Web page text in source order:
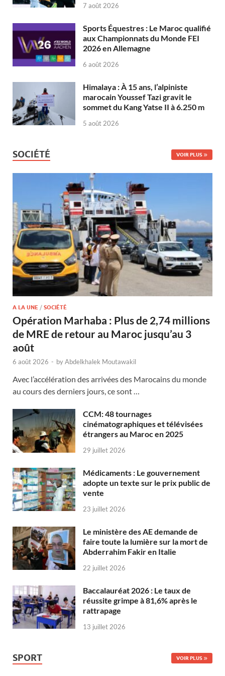
7 août 2026
Sports Équestres : Le Maroc qualifié
aux Championnats du Monde FEI
2026 en Allemagne
6 août 2026
Himalaya : À 15 ans, l’alpiniste
marocain Youssef Tazi gravit le
sommet du Kang Yatse II à 6.250 m
5 août 2026
SOCIÉTÉ VOIR PLUS
A LA UNE / SOCIÉTÉ
Opération Marhaba : Plus de 2,74 millions
de MRE de retour au Maroc jusqu’au 3
août
6 août 2026 - byAbdelkhalek Moutawakil
Avec l’accélération des arrivées des Marocains du monde
au cours des derniers jours, ce sont …
CCM: 48 tournages
cinématographiques et télévisées
étrangers au Maroc en 2025
29 juillet 2026
Médicaments : Le gouvernement
adopte un texte sur le prix public de
vente
23 juillet 2026
Le ministère des AE demande de
faire toute la lumière sur la mort de
Abderrahim Fakir en Italie
22 juillet 2026
Baccalauréat 2026 : Le taux de
réussite grimpe à 81,6% après le
rattrapage
13 juillet 2026
SPORT VOIR PLUS